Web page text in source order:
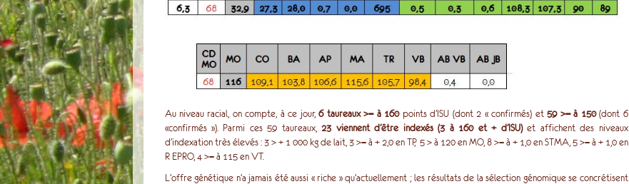
Au niveau racial, on compte, à ce jour,6 taureaux >= à 160points d’ISU (dont 2 « confirmés) et59 >= à 150(dont 6
«confirmés »). Parmi ces 59 taureaux, 23 viennent d’être indexés (3 à 160 et + d’ISU)et affichent des niveaux
d’indexation très élevés : 3 > + 1 000 kg de lait, 3 >= à + 2,0 en TP, 5 > à 120 en MO, 8 >= à + 1,0 en STMA, 5 >= à + 1,0 en
R EPRO, 4 >= à 115 en VT.
L’offre génétique n’a jamais été aussi « riche » qu’actuellement ; les résultats de la sélection génomique se concrétisent